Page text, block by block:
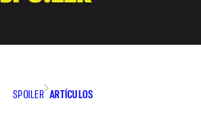
SPOILER ARTÍCULOS